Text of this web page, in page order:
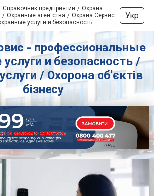
Справочник предприятий
Охрана,
Охранные агентства
Охрана Сервис
услуги и безопасность
Укр
- профессиональные
и безопасность /
/ Охорона об'єктів
бізнесу